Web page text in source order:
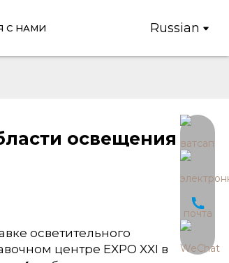
С НАМИ Russian
освещения
осветительного
центре EXPO XXI в